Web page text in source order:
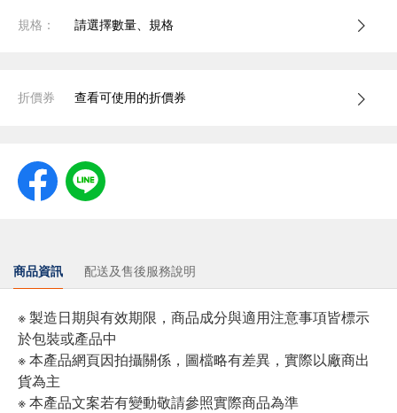
規格： 請選擇數量、規格
折價券 查看可使用的折價券
商品資訊 配送及售後服務說明
※ 製造日期與有效期限，商品成分與適用注意事項皆標示
於包裝或產品中
※ 本產品網頁因拍攝關係，圖檔略有差異，實際以廠商出
貨為主
※ 本產品文案若有變動敬請參照實際商品為準